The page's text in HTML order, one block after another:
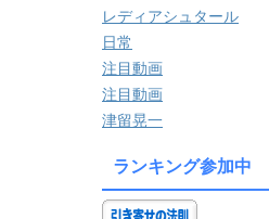
レディアシュタール
日常
注目動画
注目動画
津留晃一
ランキング参加中